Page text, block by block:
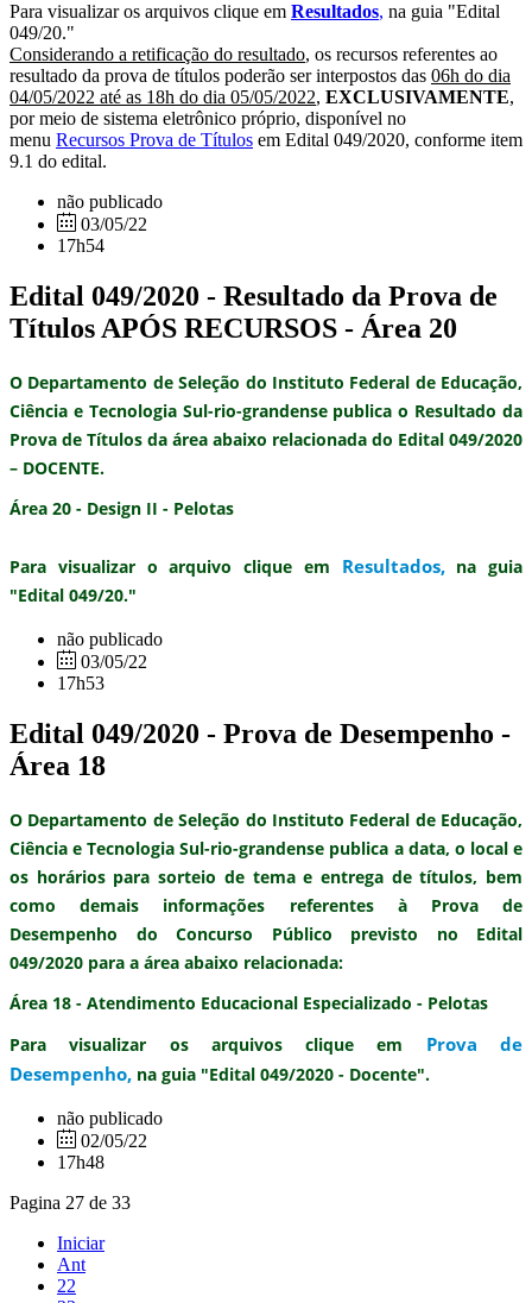
Para visualizar os arquivos clique em Resultados, na guia "Edital
049/20."
Considerando a retificação do resultado, os recursos referentes ao
resultado da prova de títulos poderão ser interpostos das 06h do dia
04/05/2022 até as 18h do dia 05/05/2022, EXCLUSIVAMENTE,
por meio de sistema eletrônico próprio, disponível no
menu Recursos Prova de Títulos em Edital 049/2020, conforme item
9.1 do edital.
não publicado
03/05/22
17h54
Edital 049/2020 - Resultado da Prova de
Títulos APÓS RECURSOS - Área 20
O Departamento de Seleção do Instituto Federal de Educação,
Ciência e Tecnologia Sul-rio-grandense publica o Resultado da
Prova de Títulos da área abaixo relacionada do Edital 049/2020
– DOCENTE.
Área 20 - Design II - Pelotas
Para visualizar o arquivo clique em Resultados,na guia
"Edital 049/20."
não publicado
03/05/22
17h53
Edital 049/2020 - Prova de Desempenho -
Área 18
O Departamento de Seleção do Instituto Federal de Educação,
Ciência e Tecnologia Sul-rio-grandense publica a data, o local e
os horáriosparasorteio de tema e entrega de títulos, bem
como demais informações referentes à Prova de
Desempenho do Concurso Público previsto no Edital
049/2020 para a área abaixo relacionada:
Área 18 - Atendimento Educacional Especializado - Pelotas
Para visualizar os arquivos clique em Prova de
Desempenho, na guia "Edital 049/2020 - Docente".
não publicado
02/05/22
17h48
Pagina 27 de 33
Iniciar
Ant
22